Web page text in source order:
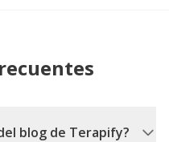
blog de Terapify?